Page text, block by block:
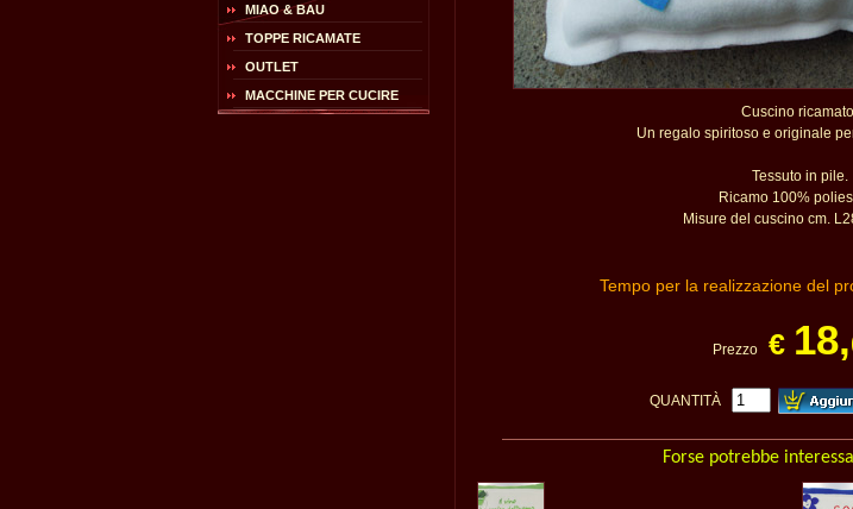
MIAO & BAU
TOPPE RICAMATE
OUTLET
MACCHINE PER CUCIRE
Cuscino
Un regalo spiritoso e originale
Tessuto in pile.
Ricamo 100%
Misure del cuscino cm.
Tempo per la realizzazione del
Prezzo € 18,
QUANTITÀ
Forse potrebbe